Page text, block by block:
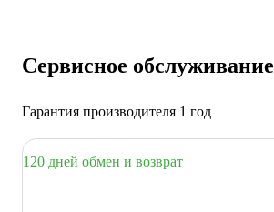
Сервисное обслуживание
Гарантия производителя 1 год
120 дней обмен и возврат